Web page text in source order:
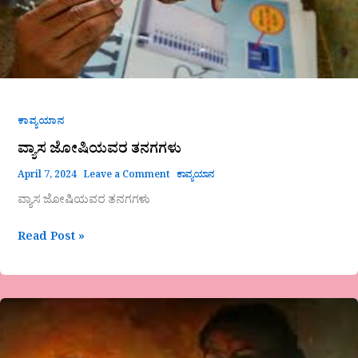
ಕಾವ್ಯಯಾನ
ವ್ಯಾಸ ಜೋಷಿಯವರ ತನಗಗಳು
April 7, 2024 Leave a Comment ಕಾವ್ಯಯಾನ
ವ್ಯಾಸ ಜೋಷಿಯವರ ತನಗಗಳು
Read Post »
“ಆರದಿರಲಿ
ಬೆಳಕು”ವಿಶೇಷ
ಲೇಖನ-